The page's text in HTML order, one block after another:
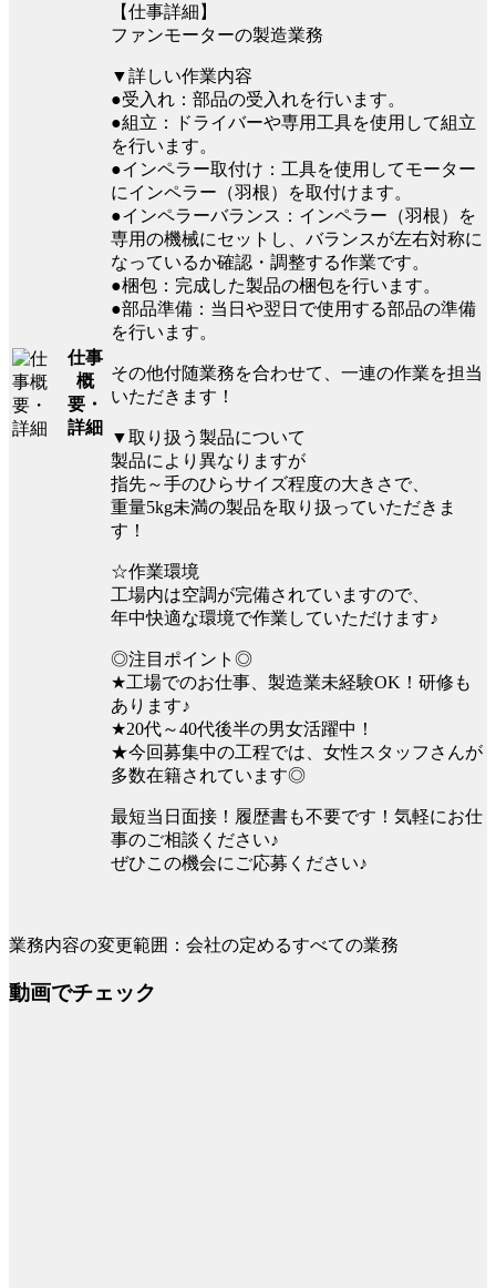
仕事
概
要・
詳細
【仕事詳細】
ファンモーターの製造業務
▼詳しい作業内容
●受入れ：部品の受入れを行います。
●組立：ドライバーや専用工具を使用して組立
を行います。
●インペラー取付け：工具を使用してモーター
にインペラー（羽根）を取付けます。
●インペラーバランス：インペラー（羽根）を
専用の機械にセットし、バランスが左右対称に
なっているか確認・調整する作業です。
●梱包：完成した製品の梱包を行います。
●部品準備：当日や翌日で使用する部品の準備
を行います。
その他付随業務を合わせて、一連の作業を担当
いただきます！
▼取り扱う製品について
製品により異なりますが
指先～手のひらサイズ程度の大きさで、
重量5kg未満の製品を取り扱っていただきま
す！
☆作業環境
工場内は空調が完備されていますので、
年中快適な環境で作業していただけます♪
◎注目ポイント◎
★工場でのお仕事、製造業未経験OK！研修も
あります♪
★20代～40代後半の男女活躍中！
★今回募集中の工程では、女性スタッフさんが
多数在籍されています◎
最短当日面接！履歴書も不要です！気軽にお仕
事のご相談ください♪
ぜひこの機会にご応募ください♪
業務内容の変更範囲：会社の定めるすべての業務
動画でチェック